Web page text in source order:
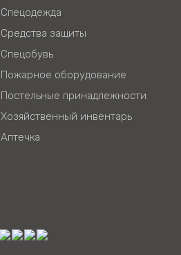
Спецодежда
Средства защиты
Спецобувь
Пожарное оборудование
Постельные принадлежности
Хозяйственный инвентарь
Аптечка